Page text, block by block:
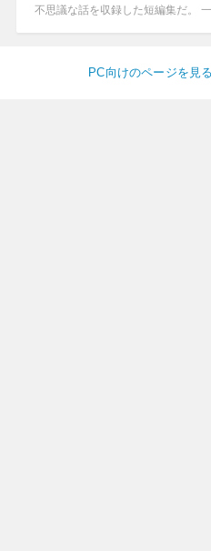
不思議な話を収録した短編集だ。
PC向けのページを見る